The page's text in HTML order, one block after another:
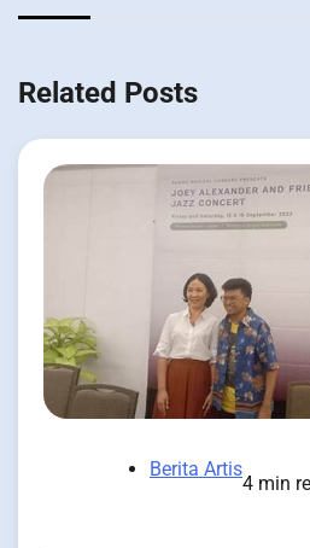
Related Posts
Berita Artis
4 min